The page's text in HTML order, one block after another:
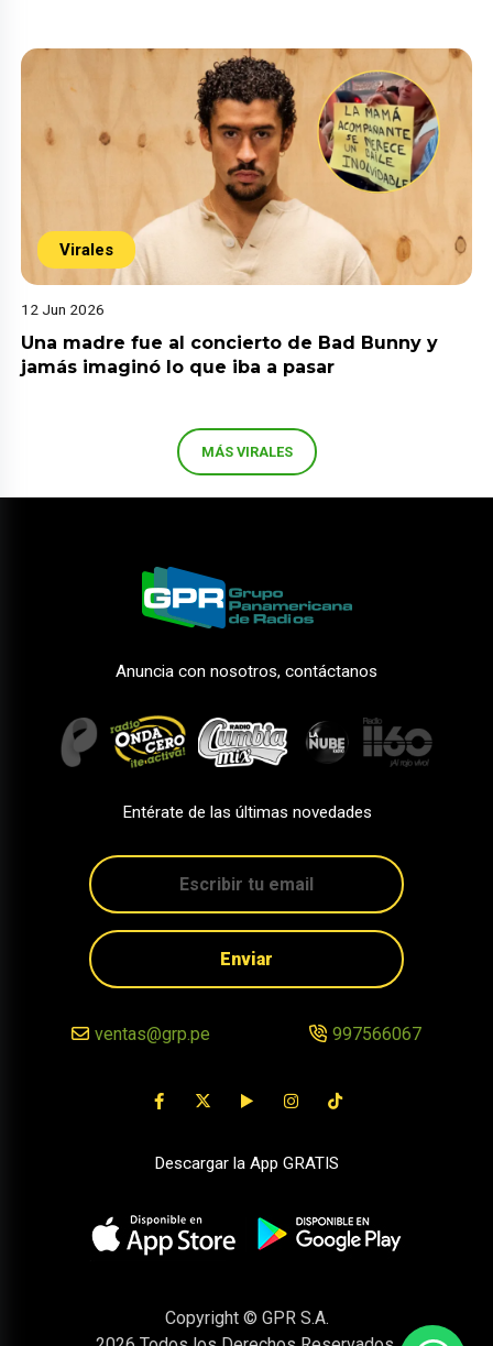
Virales
12 Jun 2026
Una madre fue al concierto de Bad Bunny y
jamás imaginó lo que iba a pasar
MÁS VIRALES
Anuncia con nosotros, contáctanos
Entérate de las últimas novedades
Enviar
ventas@grp.pe 997566067
Descargar la App GRATIS
Copyright © GPR S.A.